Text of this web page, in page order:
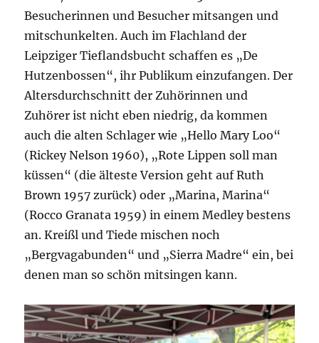
Besucherinnen und Besucher mitsangen und
mitschunkelten. Auch im Flachland der
Leipziger Tieflandsbucht schaffen es „De
Hutzenbossen“, ihr Publikum einzufangen. Der
Altersdurchschnitt der Zuhörinnen und
Zuhörer ist nicht eben niedrig, da kommen
auch die alten Schlager wie „Hello Mary Loo“
(Rickey Nelson 1960), „Rote Lippen soll man
küssen“ (die älteste Version geht auf Ruth
Brown 1957 zurück) oder „Marina, Marina“
(Rocco Granata 1959) in einem Medley bestens
an. Kreißl und Tiede mischen noch
„Bergvagabunden“ und „Sierra Madre“ ein, bei
denen man so schön mitsingen kann.